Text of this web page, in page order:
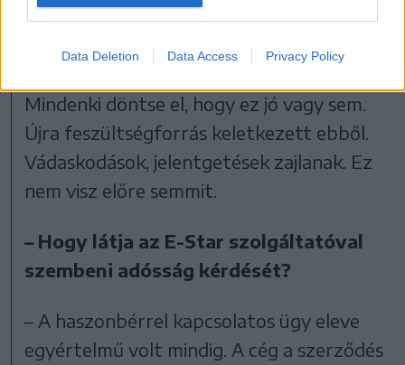
Data Deletion Data Access Privacy Policy
másként látta, másként döntött. És az
lett belőle, hogy két év után újra
Mindenki döntse el, hogy ez jó vagy sem.
Újra feszültségforrás keletkezett ebből.
Vádaskodások, jelentgetések zajlanak. Ez
nem visz előre semmit.
– Hogy látja az E-Star szolgáltatóval
szembeni adósság kérdését?
– A haszonbérrel kapcsolatos ügy eleve
egyértelmű volt mindig. A cég a szerződés